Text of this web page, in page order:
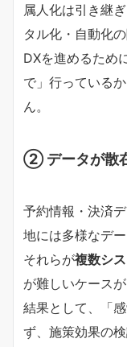
属人化は引き継
タル化・自動化
DXを進めるため
で」行っている
ん。
② データが散
予約情報・決済
地には多様なデ
それらが複数シ
が難しいケースが
結果として、「
ず、施策効果の